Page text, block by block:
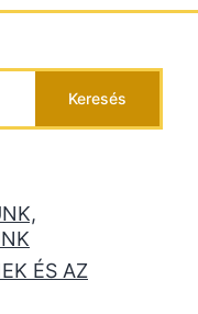
Keresés
ÉS AZ